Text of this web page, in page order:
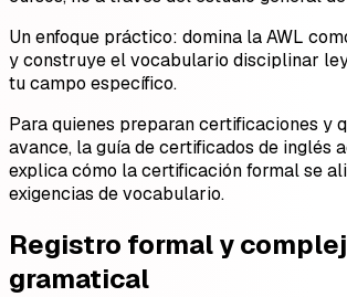
Un enfoque práctico: domina la AWL
y construye el vocabulario disciplinar
tu campo específico.
Para quienes preparan certificaciones y
avance, la guía de certificados de inglés
explica cómo la certificación formal se
exigencias de vocabulario.
Registro formal y
gramatical